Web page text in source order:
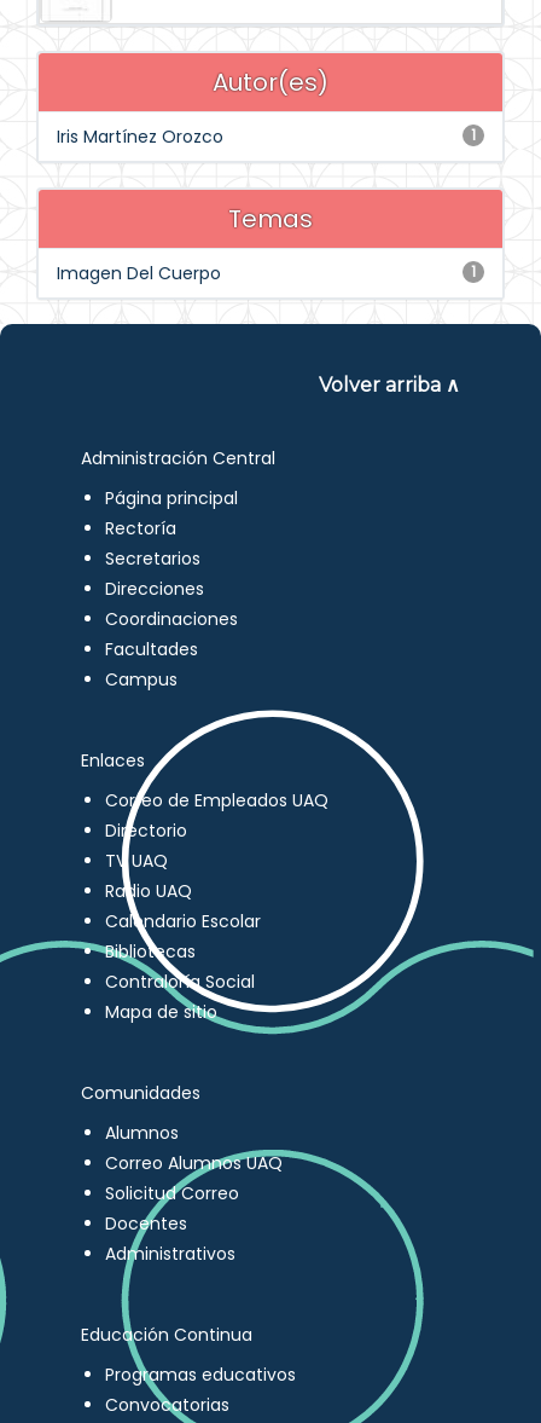
Autor(es)
1
Iris Martínez Orozco
Temas
1
Imagen Del Cuerpo
Volver arriba ∧
Administración Central
Página principal
Rectoría
Secretarios
Direcciones
Coordinaciones
Facultades
Campus
Enlaces
Correo de Empleados UAQ
Directorio
TV UAQ
Radio UAQ
Calendario Escolar
Bibliotecas
Contraloría Social
Mapa de sitio
Comunidades
Alumnos
Correo Alumnos UAQ
Solicitud Correo
Docentes
Administrativos
Educación Continua
Programas educativos
Convocatorias